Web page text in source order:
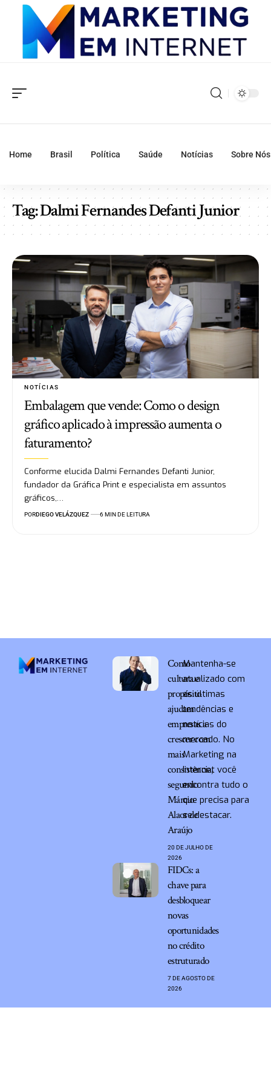
Home Brasil Política Saúde Notícias Sobre Nós
Tag:Dalmi Fernandes Defanti Junior
NOTÍCIAS
Embalagem que vende: Como o design
gráfico aplicado à impressão aumenta o
faturamento?
Conforme elucida Dalmi Fernandes Defanti Junior,
fundador da Gráfica Print e especialista em assuntos
gráficos,…
PORDIEGO VELÁZQUEZ 6 MIN DE LEITURA
Como
cultura e
propósito
ajudam
empresas a
crescer com
mais
consistência,
segundo
Márcio
Alaor de
Araújo
20 DE JULHO DE
2026
FIDCs: a
chave para
desbloquear
novas
oportunidades
no crédito
estruturado
7 DE AGOSTO DE
2026
Mantenha-se
atualizado com
as últimas
tendências e
notícias do
mercado. No
Marketing na
Internet você
encontra tudo o
que precisa para
se destacar.